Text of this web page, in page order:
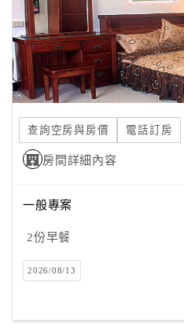
滿
意
度
訂
單
管
理
員
戶
客
查詢空房與房價 電話訂房
房間詳細內容
一般專案
2份早餐
2026/08/13